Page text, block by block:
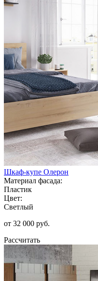
Шкаф-купе Олерон
Материал фасада:
Пластик
Цвет:
Светлый
от 32 000 руб.
Рассчитать